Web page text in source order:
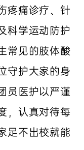
疼痛诊疗、针
科学运动防护
常见的肢体酸
守护大家的身
员医护以严谨
，认真对待每
足不出校就能